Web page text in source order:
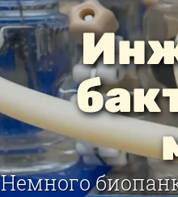
Немного